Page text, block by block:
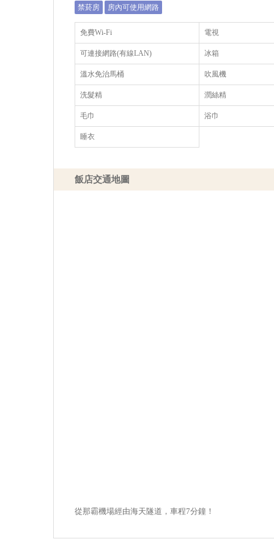
禁菸房 房內可使用網路
免費Wi-Fi 電視
可連接網路(有線LAN) 冰箱
溫水免治馬桶 吹風機
洗髮精 潤絲精
毛巾 浴巾
睡衣
飯店交通地圖
從那霸機場經由海天隧道，車程7分鐘！